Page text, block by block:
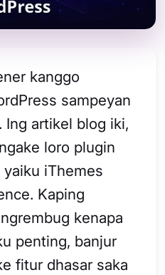
kanggo
sampeyan
artikel blog iki,
loro plugin
yaiku iThemes
Kaping
kenapa
penting, banjur
fitur dhasar saka